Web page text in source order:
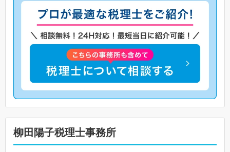
柳田陽子税理士事務所